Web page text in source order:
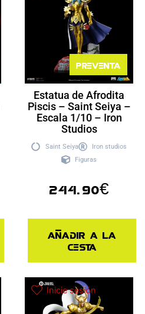
Preventa
Estatua de Afrodita
Piscis – Saint Seiya –
Escala 1/10 – Iron
Studios
Saint Seiya
Iron studios
Figuras
244.90€
Añadir a la
cesta
Inicie sesión